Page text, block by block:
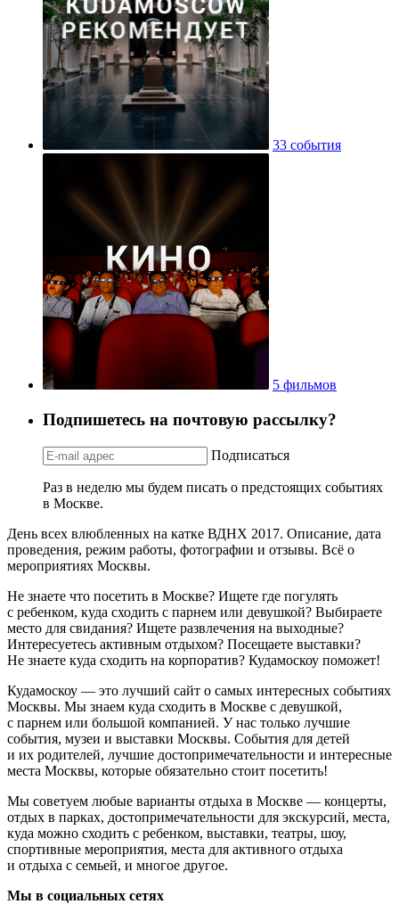
33 события
5 фильмов
Подпишетесь на почтовую рассылку?
Подписаться
Раз в неделю мы будем писать о предстоящих событиях
в Москве.
День всех влюбленных на катке ВДНХ 2017. Описание, дата
проведения, режим работы, фотографии и отзывы. Всё о
мероприятиях Москвы.
Не знаете что посетить в Москве? Ищете где погулять
с ребенком, куда сходить с парнем или девушкой? Выбираете
место для свидания? Ищете развлечения на выходные?
Интересуетесь активным отдыхом? Посещаете выставки?
Не знаете куда сходить на корпоратив? Кудамоскоу поможет!
Кудамоскоу — это лучший сайт о самых интересных событиях
Москвы. Мы знаем куда сходить в Москве с девушкой,
с парнем или большой компанией. У нас только лучшие
события, музеи и выставки Москвы. События для детей
и их родителей, лучшие достопримечательности и интересные
места Москвы, которые обязательно стоит посетить!
Мы советуем любые варианты отдыха в Москве — концерты,
отдых в парках, достопримечательности для экскурсий, места,
куда можно сходить с ребенком, выставки, театры, шоу,
спортивные мероприятия, места для активного отдыха
и отдыха с семьей, и многое другое.
Мы в социальных сетях